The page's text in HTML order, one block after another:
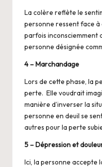
La colère reflète le
personne ressent face à
parfois inconsciemment
personne désignée
4 – Marchandage
Lors de cette phase, la
perte. Elle voudrait
manière d’inverser la
personne en deuil se
autres pour la perte
5 – Dépression et
Ici, la personne accepte